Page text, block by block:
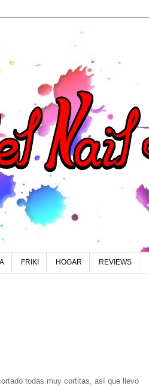
FRIKI HOGAR REVIEWS
todas muy cortitas, así que llevo